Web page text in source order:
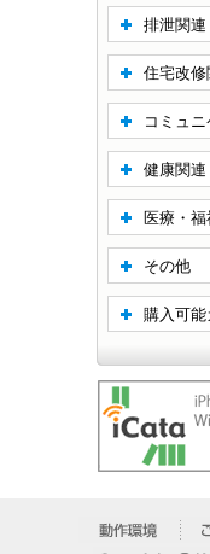
排泄関連
住宅改修
コミュ
健康関連
医療・福
その他
購入可